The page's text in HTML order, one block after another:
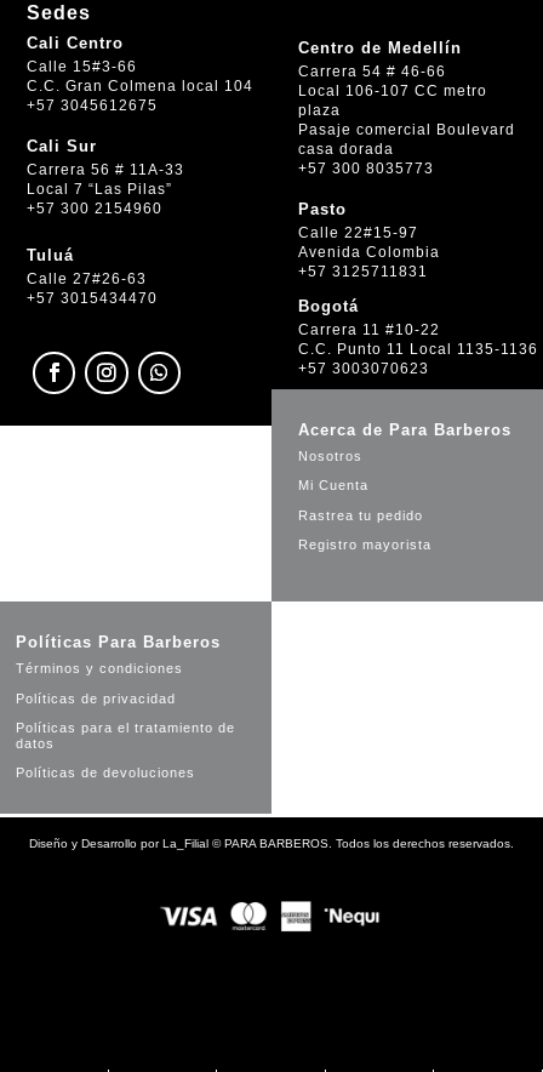
Sedes
Cali Centro
Calle 15#3-66
C.C. Gran Colmena local 104
+57 3045612675
Cali Sur
Carrera 56 # 11A-33
Local 7 “Las Pilas”
+57 300 2154960
Tuluá
Calle 27#26-63
+57 3015434470
Centro de Medellín
Carrera 54 # 46-66
Local 106-107 CC metro
plaza
Pasaje comercial Boulevard
casa dorada
+57 300 8035773
Pasto
Calle 22#15-97
Avenida Colombia
+57 3125711831
Bogotá
Carrera 11 #10-22
C.C. Punto 11 Local 1135-1136
+57 3003070623
Acerca de Para Barberos
Nosotros
Mi Cuenta
Rastrea tu pedido
Registro mayorista
Políticas Para Barberos
Términos y condiciones
Políticas de privacidad
Políticas para el tratamiento de
datos
Políticas de devoluciones
Diseño y Desarrollo porLa_Filial ©PARA BARBEROS. Todos los derechos reservados.